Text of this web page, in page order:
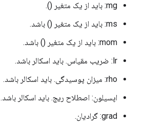
mg: باید از یک متغیر ().
ms: باید از یک متغیر () باشد.
mom: باید از یک متغیر () باشد.
lr: ضریب مقیاس. باید اسکالر باشد.
rho: میزان پوسیدگی. باید اسکالر باشد.
اپسیلون: اصطلاح ریج. باید اسکالر باشد.
grad: گرادیان.